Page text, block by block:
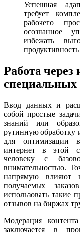
Успешная
требует
рабочего
осознанное
избежать
Работа через
Ввод данных и
собой простые
знаний или
рутинную обработку
для оптимизации
интернет в этой
человеку с
внимательностью.
напрямую влияют
получаемых
использовать такие
отзывов на биржах
Модерация
заключается в